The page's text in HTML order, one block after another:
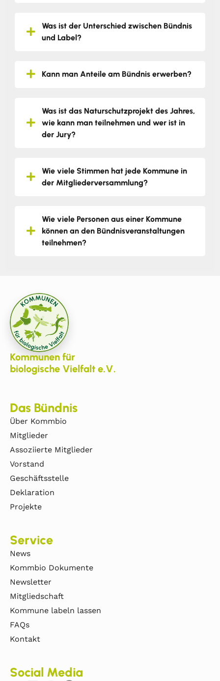
Was ist der Unterschied zwischen Bündnis
und Label?
Kann man Anteile am Bündnis erwerben?
Was ist das Naturschutzprojekt des Jahres,
wie kann man teilnehmen und wer ist in
der Jury?
Wie viele Stimmen hat jede Kommune in
der Mitgliederversammlung?
Wie viele Personen aus einer Kommune
können an den Bündnisveranstaltungen
teilnehmen?
Kommunen für
biologische Vielfalt e.V.
Das Bündnis
Über Kommbio
Mitglieder
Assoziierte Mitglieder
Vorstand
Geschäftsstelle
Deklaration
Projekte
Service
News
Kommbio Dokumente
Newsletter
Mitgliedschaft
Kommune labeln lassen
FAQs
Kontakt
Social Media